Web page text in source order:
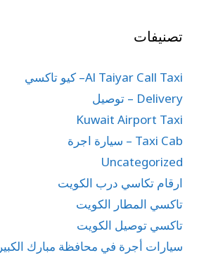
تصنيفات
Al Taiyar Call Taxi– كيو تاكسي
Delivery – توصيل
Kuwait Airport Taxi
Taxi Cab – سيارة اجرة
Uncategorized
ارقام تكاسي درب الكويت
تاكسي المطار الكويت
تاكسي توصيل الكويت
سيارات أجرة في محافظة مبارك الكبير